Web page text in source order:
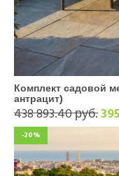
Комплект садовой
антрацит)
438 893.40 руб.
-20%